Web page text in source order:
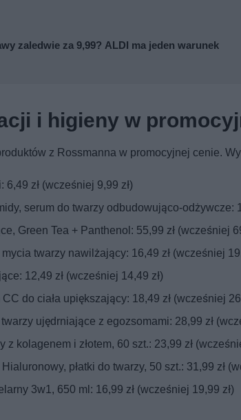
zaledwie za 9,99? ALDI ma jeden warunek
i higieny w
z Rossmanna w promocyjnej cenie.
zł (wcześniej 9,99 zł)
serum do twarzy odbudowująco-odżywcze:
Green Tea + Panthenol: 55,99 zł (wcześniej
twarzy nawilżający: 16,49 zł (wcześniej
12,49 zł (wcześniej 14,49 zł)
do ciała upiększający: 18,49 zł (wcześniej
ujędrniające z egozsomami: 28,99 zł
kolagenem i złotem, 60 szt.: 23,99 zł
płatki do twarzy, 50 szt.: 31,99 zł
3w1, 650 ml: 16,99 zł (wcześniej 19,99 zł)